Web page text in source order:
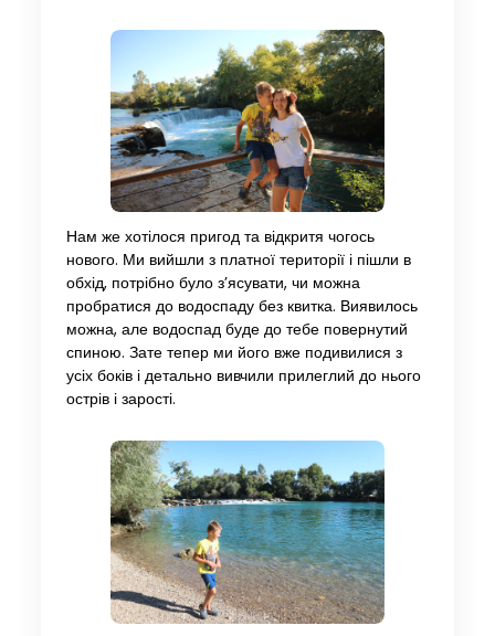
Нам же хотілося пригод та відкритя чогось
нового. Ми вийшли з платної території і пішли в
обхід, потрібно було з’ясувати, чи можна
пробратися до водоспаду без квитка. Виявилось
можна, але водоспад буде до тебе повернутий
спиною. Зате тепер ми його вже подивилися з
усіх боків і детально вивчили прилеглий до нього
острів і зарості.